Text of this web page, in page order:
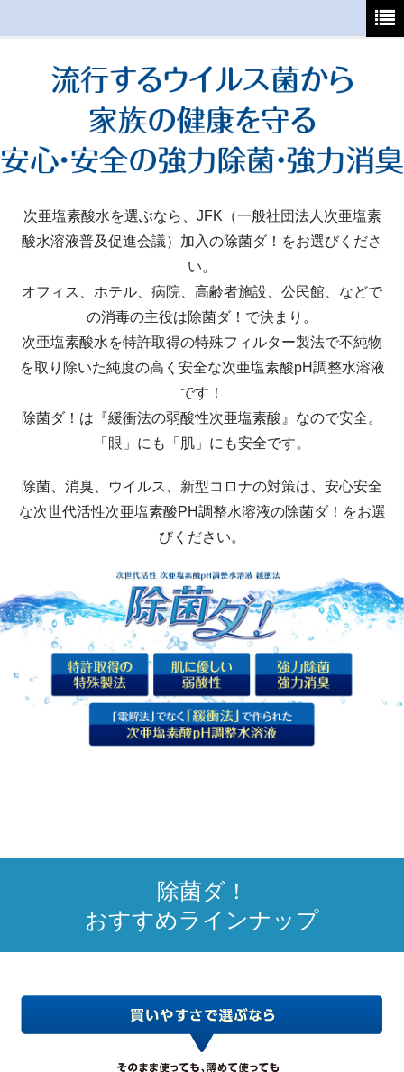
ホーム
支払・送料について
よくあるご質問
特定商取引法
カート
マイページ
次亜塩素酸水を選ぶなら、JFK（一般社団法人次亜塩素
酸水溶液普及促進会議）加入の除菌ダ！をお選びくださ
い。
オフィス、ホテル、病院、高齢者施設、公民館、などで
の消毒の主役は除菌ダ！で決まり。
次亜塩素酸水を特許取得の特殊フィルター製法で不純物
を取り除いた純度の高く安全な次亜塩素酸pH調整水溶液
です！
除菌ダ！は『緩衝法の弱酸性次亜塩素酸』なので安全。
「眼」にも「肌」にも安全です。
除菌、消臭、ウイルス、新型コロナの対策は、安心安全
な次世代活性次亜塩素酸PH調整水溶液の除菌ダ！をお選
びください。
除菌ダ！
おすすめラインナップ